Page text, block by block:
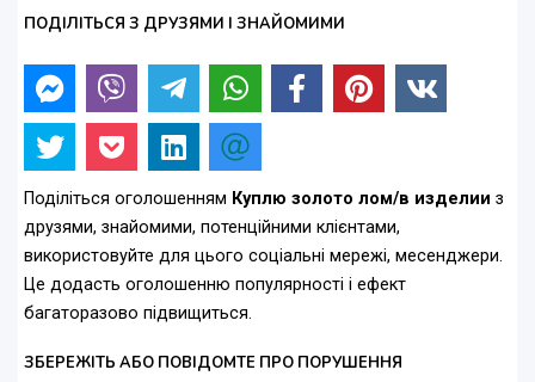
ПОДІЛІТЬСЯ З ДРУЗЯМИ І ЗНАЙОМИМИ
Поділіться оголошенням Куплю золото лом/в изделии з
друзями, знайомими, потенційними клієнтами,
використовуйте для цього соціальні мережі, месенджери.
Це додасть оголошенню популярності і ефект
багаторазово підвищиться.
ЗБЕРЕЖІТЬ АБО ПОВІДОМТЕ ПРО ПОРУШЕННЯ